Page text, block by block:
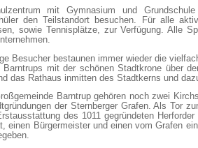
mit Gymnasium und
den Teilstandort besuchen. Für alle
sowie Tennisplätze, zur Verfügung. Alle
Besucher bestaunen immer wieder die
Barntrups mit der schönen Stadtkrone über
das Rathaus inmitten des Stadtkerns und
Barntrup gehören noch zwei
der Sternberger Grafen. Als Tor
des 1011 gegründeten
einen Bürgermeister und einen vom Grafen